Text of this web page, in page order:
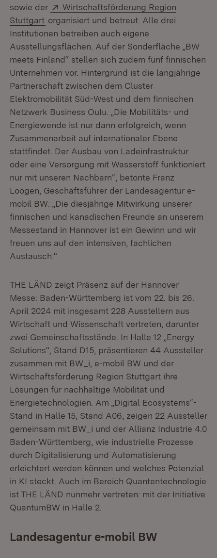
sowie der
Extern:
Wirtschaftsförderung Region
Stuttgart (Öffnet in neuem Fenster)
organisiert und betreut. Alle drei
Institutionen betreiben auch eigene
Ausstellungsflächen. Auf der Sonderfläche „BW
meets Finland“ stellen sich zudem fünf finnischen
Unternehmen vor. Hintergrund ist die langjährige
Partnerschaft zwischen dem Cluster
Elektromobilität Süd-West und dem finnischen
Netzwerk Business Oulu. „Die Mobilitäts- und
Energiewende ist nur dann erfolgreich, wenn
Zusammenarbeit auf internationaler Ebene
stattfindet. Der Ausbau von Ladeinfrastruktur
oder eine Versorgung mit Wasserstoff funktioniert
nur mit unseren Nachbarn“, betonte Franz
Loogen, Geschäftsführer der Landesagentur e-
mobil BW: „Die diesjährige Mitwirkung unserer
finnischen und kanadischen Freunde an unserem
Messestand in Hannover ist ein Gewinn und wir
freuen uns auf den intensiven, fachlichen
Austausch.“
THE LÄND zeigt Präsenz auf der Hannover
Messe: Baden-Württemberg ist vom 22. bis 26.
April 2024 mit insgesamt 228 Ausstellern aus
Wirtschaft und Wissenschaft vertreten, darunter
zwei Gemeinschaftsstände. In Halle 12 „Energy
Solutions“, Stand D15, präsentieren 44 Aussteller
zusammen mit BW_i, e-mobil BW und der
Wirtschaftsförderung Region Stuttgart ihre
Lösungen für nachhaltige Mobilität und
Energietechnologien. Am „Digital Ecosystems“-
Stand in Halle 15, Stand A06, zeigen 22 Aussteller
gemeinsam mit BW_i und der Allianz Industrie 4.0
Baden-Württemberg, wie industrielle Prozesse
durch Digitalisierung und Automatisierung
erleichtert werden können und welches Potenzial
in KI steckt. Auch im Bereich Quantentechnologie
ist THE LÄND nunmehr vertreten: mit der Initiative
QuantumBW in Halle 2.
Landesagentur e-mobil BW